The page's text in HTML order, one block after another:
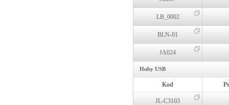
LB_0002
BLN-01
JA024
Huby USB
Kod
JL-C3103